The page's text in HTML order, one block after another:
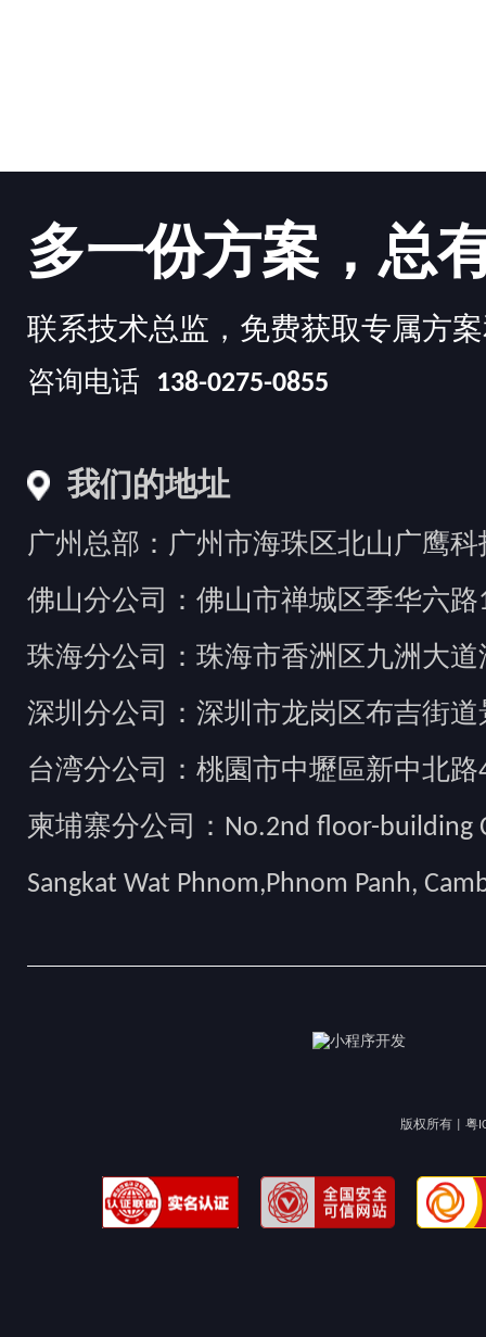
多一份方案，总
联系技术总监，免费获取专属方
咨询电话 138-0275-0855
我们的地址
广州总部：广州市海珠区北山广鹰科
佛山分公司：佛山市禅城区季华六路
珠海分公司：珠海市香洲区九洲大道
深圳分公司：深圳市龙岗区布吉街
台湾分公司：桃園市中壢區新中北路
柬埔寨分公司：No.2nd floor-building
Sangkat Wat Phnom,Phnom Panh,
版权所有 | 粤